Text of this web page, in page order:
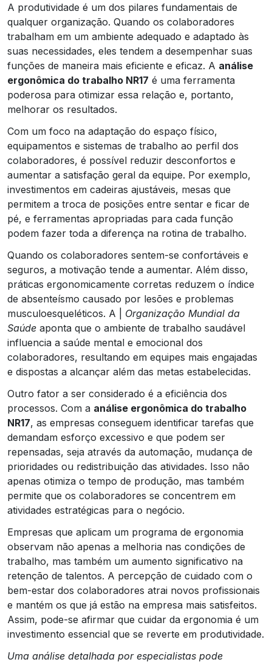
A produtividade é um dos pilares fundamentais de
qualquer organização. Quando os colaboradores
trabalham em um ambiente adequado e adaptado às
suas necessidades, eles tendem a desempenhar suas
funções de maneira mais eficiente e eficaz. A análise
ergonômica do trabalho NR17 é uma ferramenta
poderosa para otimizar essa relação e, portanto,
melhorar os resultados.
Com um foco na adaptação do espaço físico,
equipamentos e sistemas de trabalho ao perfil dos
colaboradores, é possível reduzir desconfortos e
aumentar a satisfação geral da equipe. Por exemplo,
investimentos em cadeiras ajustáveis, mesas que
permitem a troca de posições entre sentar e ficar de
pé, e ferramentas apropriadas para cada função
podem fazer toda a diferença na rotina de trabalho.
Quando os colaboradores sentem-se confortáveis e
seguros, a motivação tende a aumentar. Além disso,
práticas ergonomicamente corretas reduzem o índice
de absenteísmo causado por lesões e problemas
musculoesqueléticos. A | Organização Mundial da
Saúde aponta que o ambiente de trabalho saudável
influencia a saúde mental e emocional dos
colaboradores, resultando em equipes mais engajadas
e dispostas a alcançar além das metas estabelecidas.
Outro fator a ser considerado é a eficiência dos
processos. Com a análise ergonômica do trabalho
NR17, as empresas conseguem identificar tarefas que
demandam esforço excessivo e que podem ser
repensadas, seja através da automação, mudança de
prioridades ou redistribuição das atividades. Isso não
apenas otimiza o tempo de produção, mas também
permite que os colaboradores se concentrem em
atividades estratégicas para o negócio.
Empresas que aplicam um programa de ergonomia
observam não apenas a melhoria nas condições de
trabalho, mas também um aumento significativo na
retenção de talentos. A percepção de cuidado com o
bem-estar dos colaboradores atrai novos profissionais
e mantém os que já estão na empresa mais satisfeitos.
Assim, pode-se afirmar que cuidar da ergonomia é um
investimento essencial que se reverte em produtividade.
Uma análise detalhada por especialistas pode